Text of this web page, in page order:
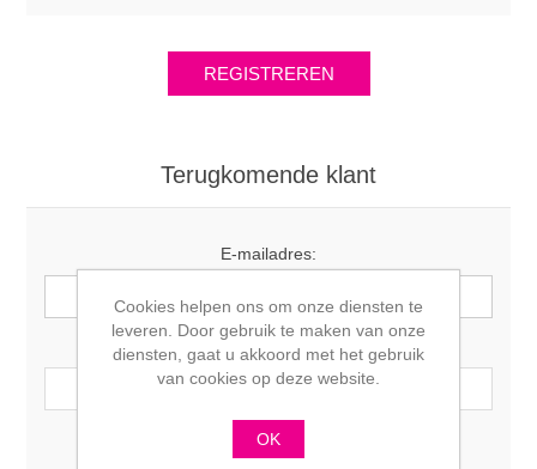
Terugkomende klant
E-mailadres:
Wachtwoord:
Wachtwoord vergeten?
Cookies helpen ons om onze diensten te
leveren. Door gebruik te maken van onze
diensten, gaat u akkoord met het gebruik
van cookies op deze website.
OK